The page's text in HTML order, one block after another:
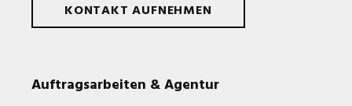
KONTAKT AUFNEHMEN
Auftragsarbeiten & Agentur